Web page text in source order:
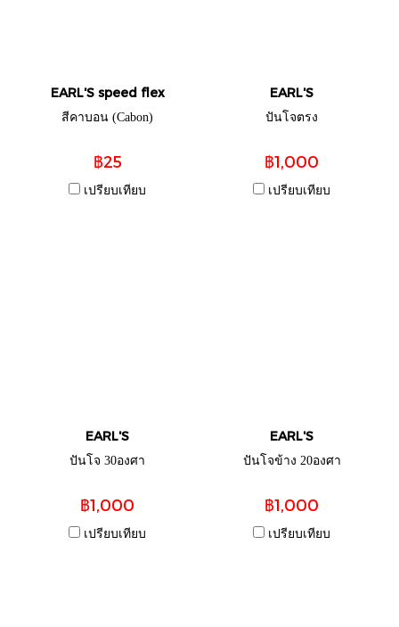
EARL'S speed flex
สีคาบอน (Cabon)
฿25
เปรียบเทียบ
EARL'S
ปันโจตรง
฿1,000
เปรียบเทียบ
EARL'S
ปันโจ 30องศา
฿1,000
เปรียบเทียบ
EARL'S
ปันโจข้าง 20องศา
฿1,000
เปรียบเทียบ